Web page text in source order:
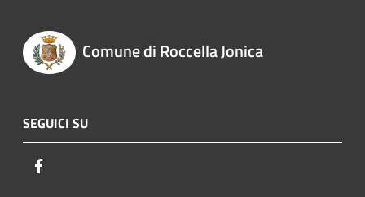
Comune di Roccella Jonica
SEGUICI SU